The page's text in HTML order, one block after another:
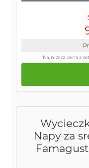
Napy za
Najniższa cena z